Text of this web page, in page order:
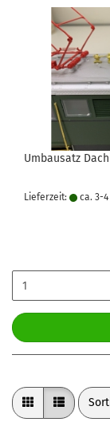
Umbausatz
Lieferzeit: ca. 3-4